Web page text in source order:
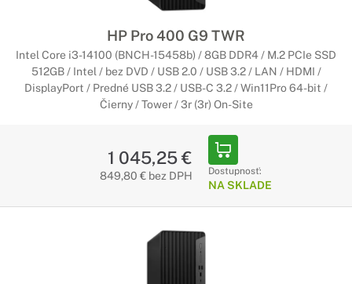
HP Pro 400 G9 TWR
Intel Core i3-14100 (BNCH-15458b) / 8GB DDR4 / M.2 PCIe SSD
512GB / Intel / bez DVD / USB 2.0 / USB 3.2 / LAN / HDMI /
DisplayPort / Predné USB 3.2 / USB-C 3.2 / Win11Pro 64-bit /
Čierny / Tower / 3r (3r) On-Site
1 045,25 €
849,80 € bez DPH Dostupnosť:
NA SKLADE